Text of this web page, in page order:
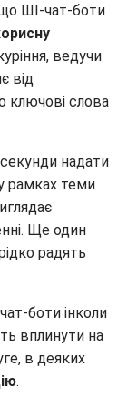
ШІ-чат-боти
ведучи
від
ключові слова
надати
рамках теми
Ще один
радять
боти інколи
вплинути на
в деяких
.